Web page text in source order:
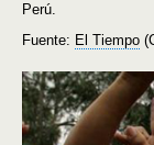
Perú.
Fuente: El Tiempo